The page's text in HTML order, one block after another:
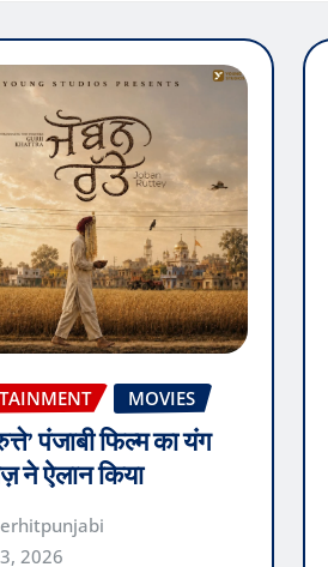
MOVIES
पंजाबी फिल्म का यंग
ने ऐलान किया
2026